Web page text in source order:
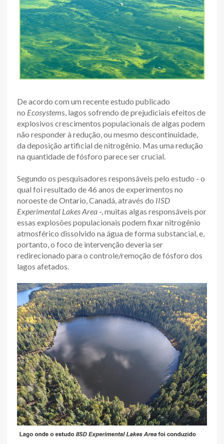
De acordo com um recente estudo publicado
no Ecosystems, lagos sofrendo de prejudiciais efeitos de
explosivos crescimentos populacionais de algas podem
não responder à redução, ou mesmo descontinuidade,
da deposição artificial de nitrogênio. Mas uma redução
na quantidade de fósforo parece ser crucial.
Segundo os pesquisadores responsáveis pelo estudo - o
qual foi resultado de 46 anos de experimentos no
noroeste de Ontario, Canadá, através do IISD
Experimental Lakes Area -, muitas algas responsáveis por
essas explosões populacionais podem fixar nitrogênio
atmosférico dissolvido na água de forma substancial, e,
portanto, o foco de intervenção deveria ser
redirecionado para o controle/remoção de fósforo dos
lagos afetados.